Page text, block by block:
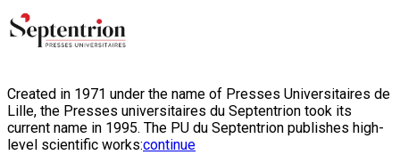
Created in 1971 under the name of Presses Universitaires de
Lille, the Presses universitaires du Septentrion took its
current name in 1995. The PU du Septentrion publishes high-
level scientific works:continue